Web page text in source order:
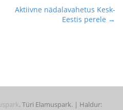
Aktiivne nädalavahetus Kesk-
Eestis perele →
. Türi Elamuspark. | Haldur: